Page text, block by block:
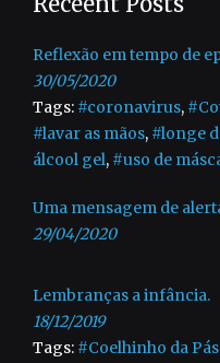
Reflexão em tempo de
30/05/2020
Tags: #coronavirus,
#lavar as mãos, #longe
álcool gel, #uso de
Uma mensagem de
29/04/2020
Lembranças a infância.
18/12/2019
Tags: #Coelhinho da